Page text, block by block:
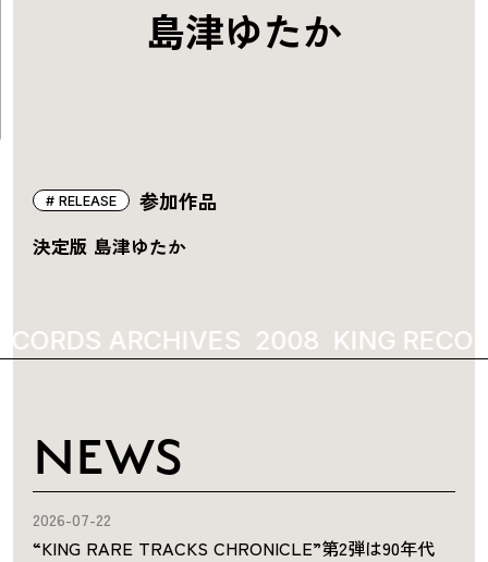
島津ゆたか
参加作品
RELEASE
決定版 島津ゆたか
ARCHIVES 2008 KING
NEWS
2026-07-22
“KING RARE TRACKS CHRONICLE”第2弾は90年代